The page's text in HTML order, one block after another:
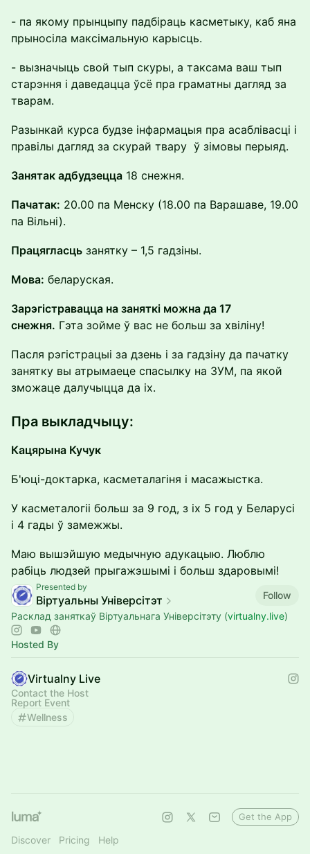
- па якому прынцыпу падбіраць касметыку, каб яна
прыносіла максімальную карысць.
- вызначыць свой тып скуры, а таксама ваш тып
старэння і даведацца ўсё пра граматны дагляд за
тварам.
Разынкай курса будзе інфармацыя пра асаблівасці і
правілы дагляд за скурай твару ў зімовы перыяд.
Занятак адбудзецца 18 снежня.
Пачатак: 20.00 па Менску (18.00 па Варашаве, 19.00
па Вільні).
Працягласць занятку – 1,5 гадзіны.
Мова: беларуская.
Зарэгістравацца на заняткі можна да 17
снежня. Гэта зойме ў вас не больш за хвіліну!
Пасля рэгістрацыі за дзень і за гадзіну да пачатку
занятку вы атрымаеце спасылку на ЗУМ, па якой
зможаце далучыцца да іх.
Пра выкладчыцу:
Кацярына Кучук
Б'юці-доктарка, касметалагіня і масажыстка.
У касметалогіі больш за 9 год, з іх 5 год у Беларусі
і 4 гады ў замежжы.
Маю вышэйшую медычную адукацыю. Люблю
рабіць людзей прыгажэшымі і больш здаровымі!
Presented by
Віртуальны Універсітэт
Follow
Расклад заняткаў Віртуальнага Універсітэту (virtualny.live)
Hosted By
Virtualny Live
Contact the Host
Report Event
Wellness
Discover Pricing Help
Get the App